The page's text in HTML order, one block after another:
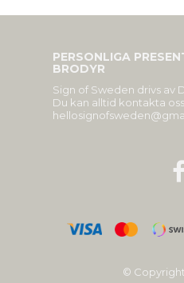
PERSONLIGA
BRODYR
Sign of Sweden drivs av
Du kan alltid kontakta
©